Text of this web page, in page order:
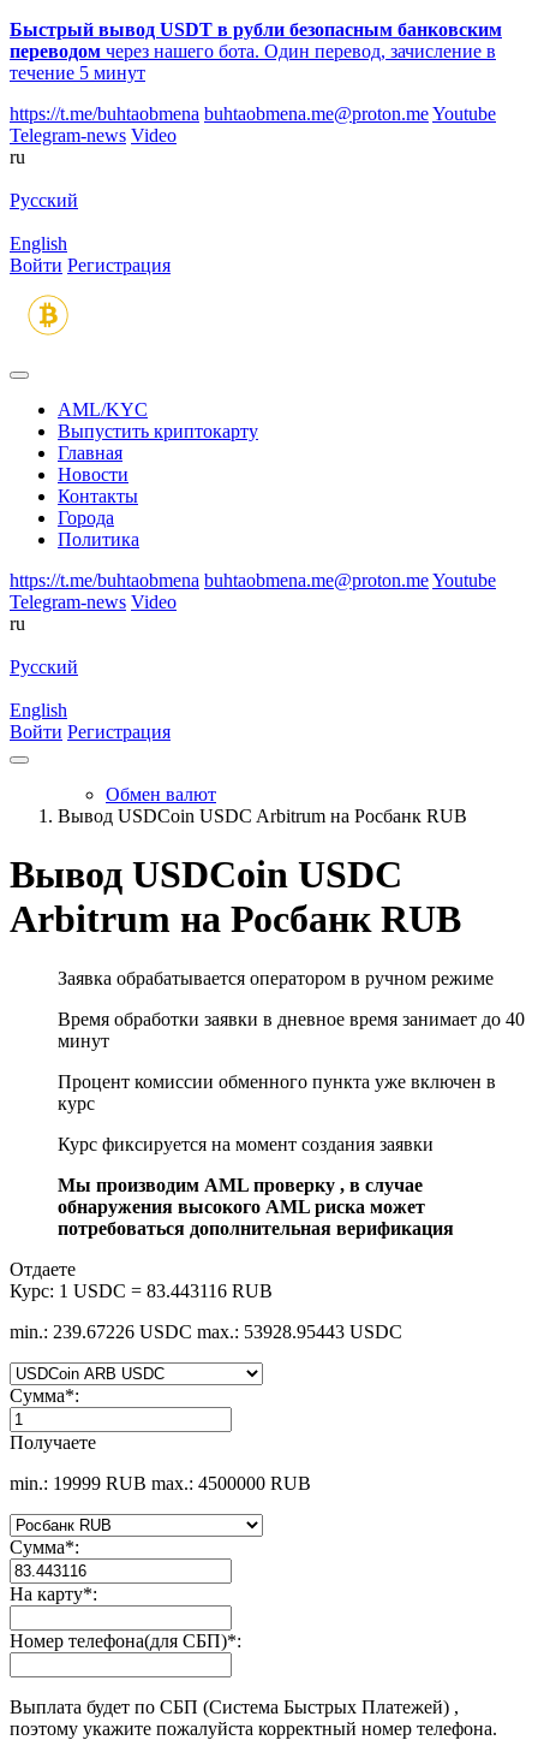
Быстрый вывод USDT в рубли безопасным банковским
переводом через нашего бота. Один перевод, зачисление в
течение 5 минут
https://t.me/buhtaobmena buhtaobmena.me@proton.meYoutube
Telegram-news Video
ru
Русский
English
Войти Регистрация
AML/KYC
Выпустить криптокарту
Главная
Новости
Контакты
Города
Политика
https://t.me/buhtaobmena buhtaobmena.me@proton.meYoutube
Telegram-news Video
ru
Русский
English
Войти Регистрация
Обмен валют
Вывод USDCoin USDC Arbitrum на Росбанк RUB
Вывод USDCoin USDC
Arbitrum на Росбанк RUB
Заявка обрабатывается оператором в ручном режиме
Время обработки заявки в дневное время занимает до 40
минут
Процент комиссии обменного пункта уже включен в
курс
Курс фиксируется на момент создания заявки
Мы производим AML проверку , в случае
обнаружения высокого AML риска может
потребоваться дополнительная верификация
Отдаете
Курс: 1 USDC = 83.443116 RUB
min.: 239.67226 USDC max.: 53928.95443 USDC
Сумма*:
Получаете
min.: 19999 RUB max.: 4500000 RUB
Сумма*:
На карту*:
Номер телефона(для СБП)*:
Выплата будет по СБП (Система Быстрых Платежей) ,
поэтому укажите пожалуйста корректный номер телефона.